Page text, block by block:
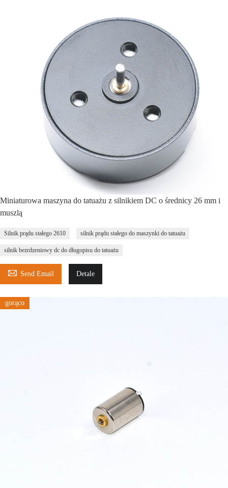
Miniaturowa maszyna do tatuażu z silnikiem DC o średnicy 26 mm i
muszlą
Silnik prądu stałego 2610 silnik prądu stałego do maszynki do tatuażu
silnik bezrdzeniowy dc do długopisu do tatuażu
 Send Email Detale
gorąco